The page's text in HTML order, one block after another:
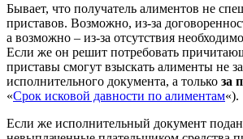
Бывает, что получатель алиментов не
приставов. Возможно, из-за
а возможно – из-за отсутствия
Если же он решит потребовать
приставы смогут взыскать алименты не
исполнительного документа, а только за
«Срок исковой давности по алиментам«).
Если же исполнительный документ подан